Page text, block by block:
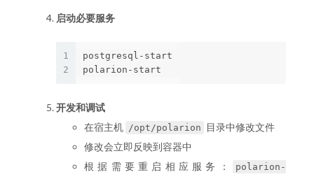
启动必要服务
1
2
postgresql-start
开发和调试
在宿主机 /opt/polarion
目录中修改文件
修改会立即反映到容器中
根据需要重启相应服务：
polarion-